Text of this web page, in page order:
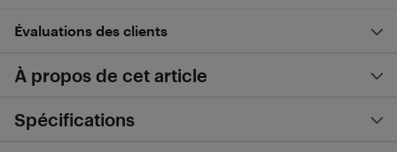
Évaluations des clients
À propos de cet article
Spécifications